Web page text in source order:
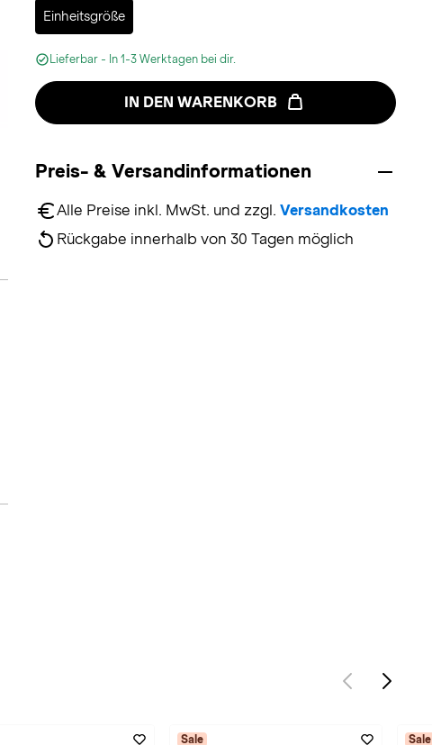
Einheitsgröße
Selected
Lieferbar - In 1-3 Werktagen bei dir.
IN DEN WARENKORB
Preis- & Versandinformationen
Alle Preise inkl. MwSt. und zzgl. Versandkosten
Rückgabe innerhalb von 30 Tagen möglich
Sale Sale